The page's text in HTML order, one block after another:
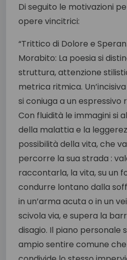
Di seguito le motivazioni
opere vincitrici:
“Trittico di Dolore e
Morabito: La poesia si
struttura, attenzione
metrica ritmica.
si coniuga a un espressivo
Con fluidità le immagini si
della malattia e la
possibilità della vita, che
percorre la sua strada :
raccontarla, la vita, su un
condurre lontano dalla
in un’arma acuta o in un
scivola via, e supera la
disagio. Il piano personale
ampio sentire comune